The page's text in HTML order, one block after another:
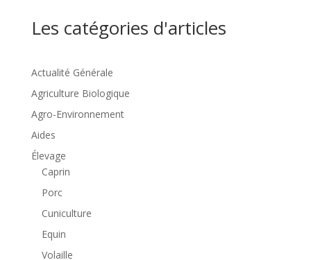
Les catégories d'articles
Actualité Générale
Agriculture Biologique
Agro-Environnement
Aides
Élevage
Caprin
Porc
Cuniculture
Equin
Volaille